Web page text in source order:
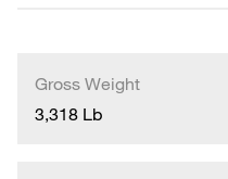
Gross Weight
3,318 Lb